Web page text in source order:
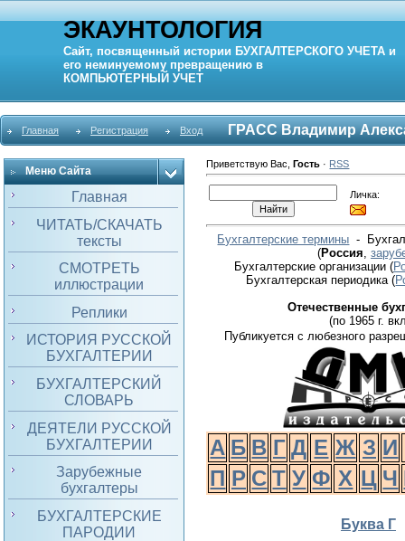
ЭКАУНТОЛОГИЯ
Сайт, посвященный истории БУХГАЛТЕРСКОГО УЧЕТА и
его неминуемому превращению в
КОМПЬЮТЕРНЫЙ УЧЕТ
Главная Регистрация Вход ГРАСС Владимир
Меню Сайта
Главная
ЧИТАТЬ/СКАЧАТЬ
тексты
СМОТРЕТЬ
иллюстрации
Реплики
ИСТОРИЯ РУССКОЙ
БУХГАЛТЕРИИ
БУХГАЛТЕРСКИЙ
СЛОВАРЬ
ДЕЯТЕЛИ РУССКОЙ
БУХГАЛТЕРИИ
Зарубежные
бухгалтеры
БУХГАЛТЕРСКИЕ
ПАРОДИИ
Приветствую Вас ,Гость · RSS
Личка:
Бухгалтерские термины -
(Россия
Бухгалтерские организации (
Бухгалтерская периодика(
Отечественные
(по 1965 г.
Публикуется с любезного
А Б В Г Д Е Ж З И
П Р С Т У Ф Х Ц Ч
Буква Г